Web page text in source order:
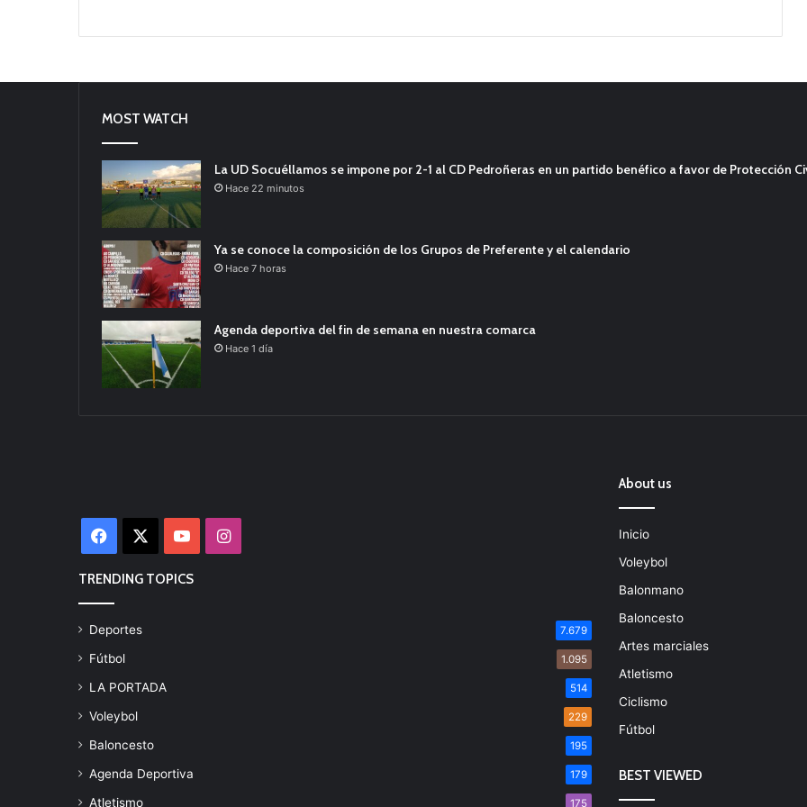
MOST WATCH
La UD Socuéllamos se impone por 2-1 al CD Pedroñeras en un partido benéfico a favor de Protección
Hace 22 minutos
Ya se conoce la composición de los Grupos de Preferente y el calendario
Hace 7 horas
Agenda deportiva del fin de semana en nuestra comarca
Hace 1 día
Facebook YouTubeInstagram
TRENDING TOPICS
Deportes 7.679
Fútbol 1.095
LA PORTADA 514
Voleybol 229
Baloncesto 195
Agenda Deportiva 179
Atletismo 175
About us
Inicio
Voleybol
Balonmano
Baloncesto
Artes marciales
Atletismo
Ciclismo
Fútbol
BEST VIEWED